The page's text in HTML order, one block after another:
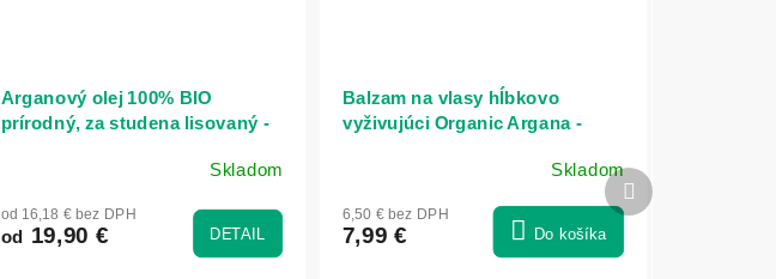
Arganový olej 100% BIO
prírodný, za studena lisovaný -
produktu
Skladom
od 16,18 € bez DPH
od 19,90 € DETAIL
Balzam na vlasy hĺbkovo
vyživujúci Organic Argana -
produktu
Skladom
6,50 € bez DPH
7,99 € Do košíka
Ďalší
produkt